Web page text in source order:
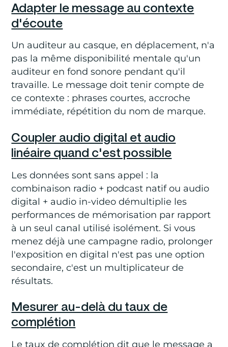
Adapter le message au contexte
d'écoute
Un auditeur au casque, en déplacement, n'a
pas la même disponibilité mentale qu'un
auditeur en fond sonore pendant qu'il
travaille. Le message doit tenir compte de
ce contexte : phrases courtes, accroche
immédiate, répétition du nom de marque.
Coupler audio digital et audio
linéaire quand c'est possible
Les données sont sans appel : la
combinaison radio + podcast natif ou audio
digital + audio in-video démultiplie les
performances de mémorisation par rapport
à un seul canal utilisé isolément. Si vous
menez déjà une campagne radio, prolonger
l'exposition en digital n'est pas une option
secondaire, c'est un multiplicateur de
résultats.
Mesurer au-delà du taux de
complétion
Le taux de complétion dit que le message a